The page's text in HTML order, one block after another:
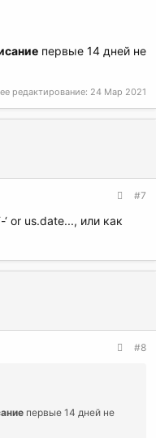
первые 14 дней не
редактирование: 24 Мар 2021
#7
or us.date..., или как
#8
первые 14 дней не